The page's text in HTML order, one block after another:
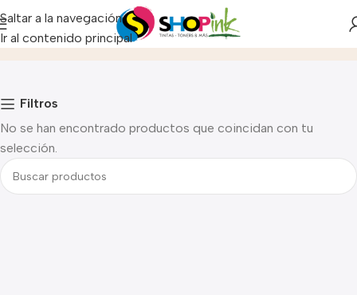
Saltar a la navegación
Ir al contenido principal
CartuchoInicio
Filtros
No se han encontrado productos que coincidan con tu
selección.